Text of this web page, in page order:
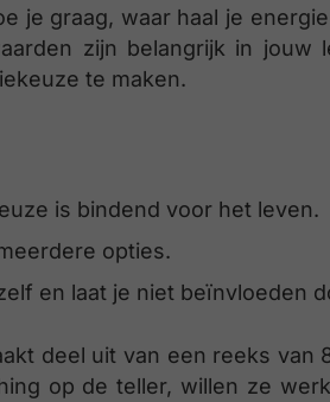
je graag, waar haal je
zijn belangrijk in
te maken.
is bindend voor het leven.
opties.
en laat je niet beïnvloeden
deel uit van een reeks van
op de teller, willen ze